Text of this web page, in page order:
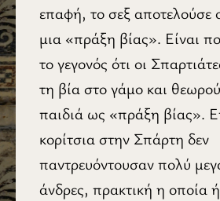
επαφή, το σεξ αποτελούσε
μια «πράξη βίας». Είναι
το γεγονός ότι οι
τη βία στο γάμο και
παιδιά ως «πράξη βίας».
κορίτσια στην Σπάρτη δεν
παντρευόντουσαν πολύ
άνδρες, πρακτική η οποία